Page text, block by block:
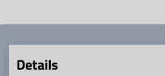
Details